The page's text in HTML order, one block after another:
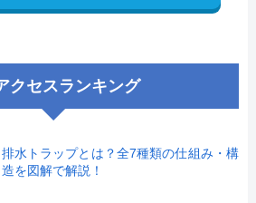
クセスランキング
排水トラップとは？全7種類の仕組み・構
造を図解で解説！